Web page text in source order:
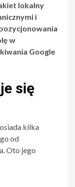
lokalny
i
w
Google
się
kilka
od
Oto jego